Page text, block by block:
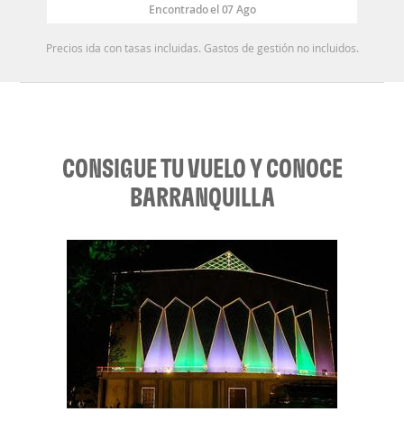
Encontrado el 07 Ago
Precios ida con tasas incluidas. Gastos de gestión no incluidos.
CONSIGUE TU VUELO Y CONOCE
BARRANQUILLA